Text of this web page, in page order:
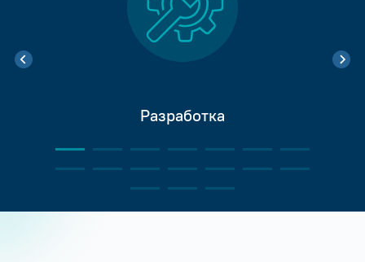
Разработка